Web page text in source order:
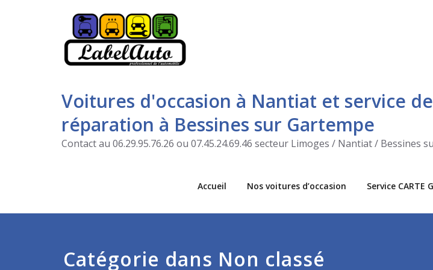
Voitures d'occasion à Nantiat et service de
réparation à Bessines sur Gartempe
Contact au 06.29.95.76.26 ou 07.45.24.69.46 secteur Limoges / Nantiat / Bessines
Accueil Nos voitures d’occasion Service CARTE
Catégorie dans Non classé